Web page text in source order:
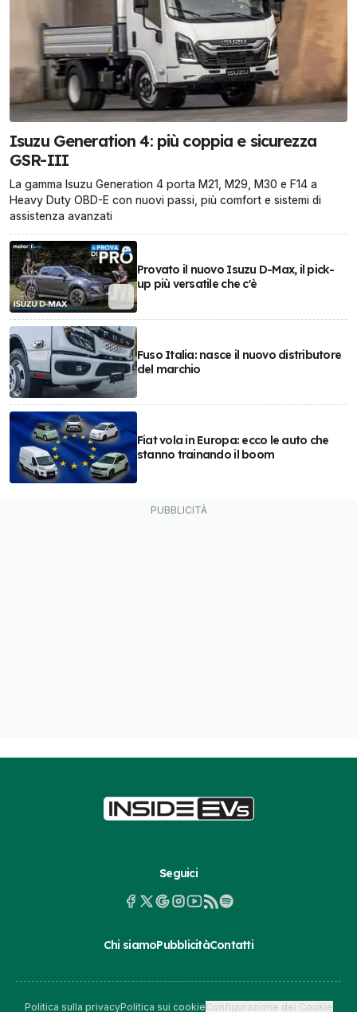
Isuzu Generation 4: più coppia e sicurezza
GSR-III
La gamma Isuzu Generation 4 porta M21, M29, M30 e F14 a
Heavy Duty OBD-E con nuovi passi, più comfort e sistemi di
assistenza avanzati
Provato il nuovo Isuzu D-Max, il pick-
up più versatile che c'è
Fuso Italia: nasce il nuovo distributore
del marchio
Fiat vola in Europa: ecco le auto che
stanno trainando il boom
Seguici
Chi siamoPubblicitàContatti
Politica sulla privacyPolitica sui cookieConfigurazione dei Cookie